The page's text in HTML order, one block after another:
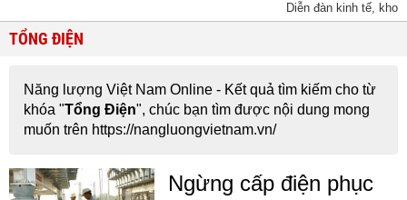
Diễn đàn kinh tế,
TỔNG ĐIỆN
Năng lượng Việt Nam Online - Kết quả tìm kiếm cho từ
khóa "Tổng Điện", chúc bạn tìm được nội dung mong
muốn trên https://nangluongvietnam.vn/
Ngừng cấp điện phục